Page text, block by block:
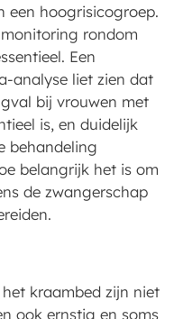
een hoogrisicogroep.
rondom
Een
analyse liet zien dat
bij vrouwen met
is, en duidelijk
behandeling
belangrijk het is om
de zwangerschap
kraambed zijn niet
ook ernstig en soms